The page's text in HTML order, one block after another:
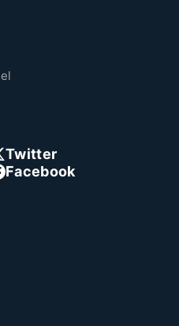
Twitter
Facebook